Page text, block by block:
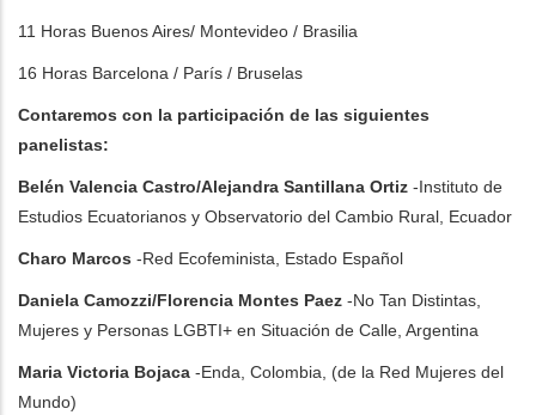
11 Horas Buenos Aires/ Montevideo / Brasilia⁣
16 Horas Barcelona / París⁣⁣ / Bruselas
Contaremos con la participación de las siguientes
panelistas:
Belén Valencia Castro/Alejandra Santillana Ortiz -Instituto de
Estudios Ecuatorianos y Observatorio del Cambio Rural, Ecuador
Charo Marcos -Red Ecofeminista, Estado Español
Daniela Camozzi/Florencia Montes Paez -No Tan Distintas,
Mujeres y Personas LGBTI+ en Situación de Calle, Argentina
Maria Victoria Bojaca -Enda, Colombia, (de la Red Mujeres del
Mundo)